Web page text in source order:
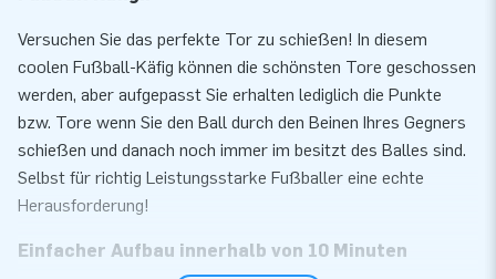
Versuchen Sie das perfekte Tor zu schießen! In diesem
coolen Fußball-Käfig können die schönsten Tore geschossen
werden, aber aufgepasst Sie erhalten lediglich die Punkte
bzw. Tore wenn Sie den Ball durch den Beinen Ihres Gegners
schießen und danach noch immer im besitzt des Balles sind.
Selbst für richtig Leistungsstarke Fußballer eine echte
Herausforderung!
Einfacher Aufbau innerhalb von 10 Minuten